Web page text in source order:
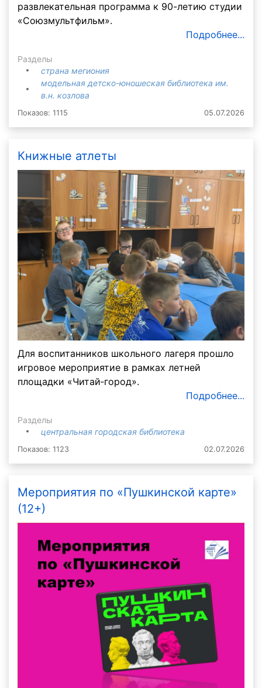
развлекательная программа к 90-летию студии
«Союзмультфильм».
Подробнее...
Разделы
страна мегиония
модельная детско-юношеская библиотека им.
в.н. козлова
Показов: 1115 05.07.2026
Книжные атлеты
Для воспитанников школьного лагеря прошло
игровое мероприятие в рамках летней
площадки «Читай‑город».
Подробнее...
Разделы
центральная городская библиотека
Показов: 1123 02.07.2026
Мероприятия по «Пушкинской карте»
(12+)